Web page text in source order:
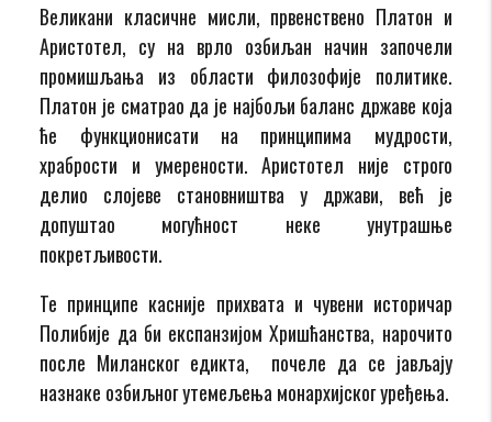
Великани класичне мисли, првенствено Платон и
Аристотел, су на врло озбиљан начин започели
промишљања из области филозофије политике.
Платон је сматрао да је најбољи баланс државе која
ће функционисати на принципима мудрости,
храбрости и умерености. Аристотел није строго
делио слојеве становништва у држави, већ је
допуштао могућност неке унутрашње
покретљивости.
Те принципе касније прихвата и чувени историчар
Полибије да би експанзијом Хришћанства, нарочито
после Миланског едикта, почеле да се јављају
назнаке озбиљног утемељења монархијског уређења.